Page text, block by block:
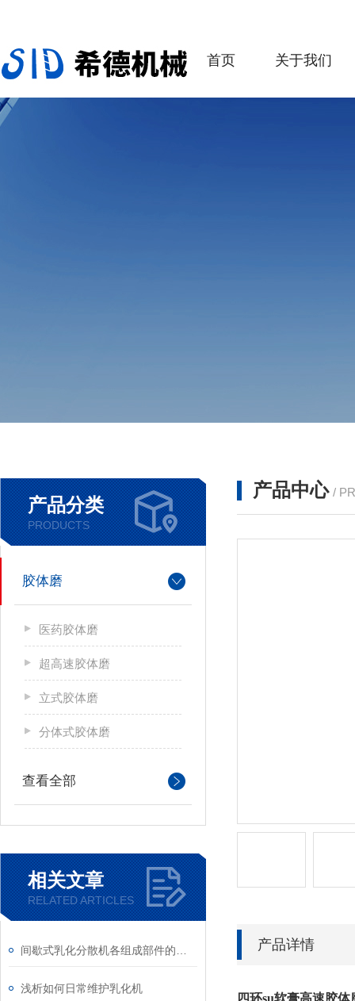
首页 关于我们
产品分类
PRODUCTS
胶体磨
医药胶体磨
超高速胶体磨
立式胶体磨
分体式胶体磨
查看全部
相关文章
RELATED ARTICLES
浅析如何日常维护乳化机
产品中心 /
产品详情
四环su软膏高速胶体